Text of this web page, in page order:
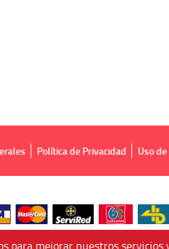
Política de Privacidad Uso
para mejorar nuestros